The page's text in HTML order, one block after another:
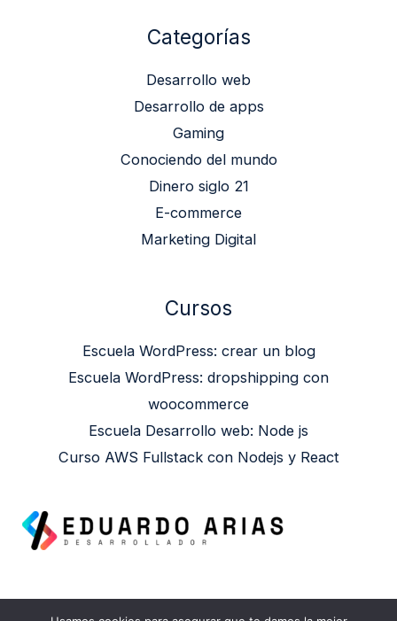
Categorías
Desarrollo web
Desarrollo de apps
Gaming
Conociendo del mundo
Dinero siglo 21
E-commerce
Marketing Digital
Cursos
Escuela WordPress: crear un blog
Escuela WordPress: dropshipping con
woocommerce
Escuela Desarrollo web: Node js
Curso AWS Fullstack con Nodejs y React